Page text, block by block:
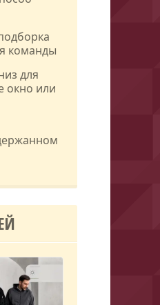
команды
для
окно или